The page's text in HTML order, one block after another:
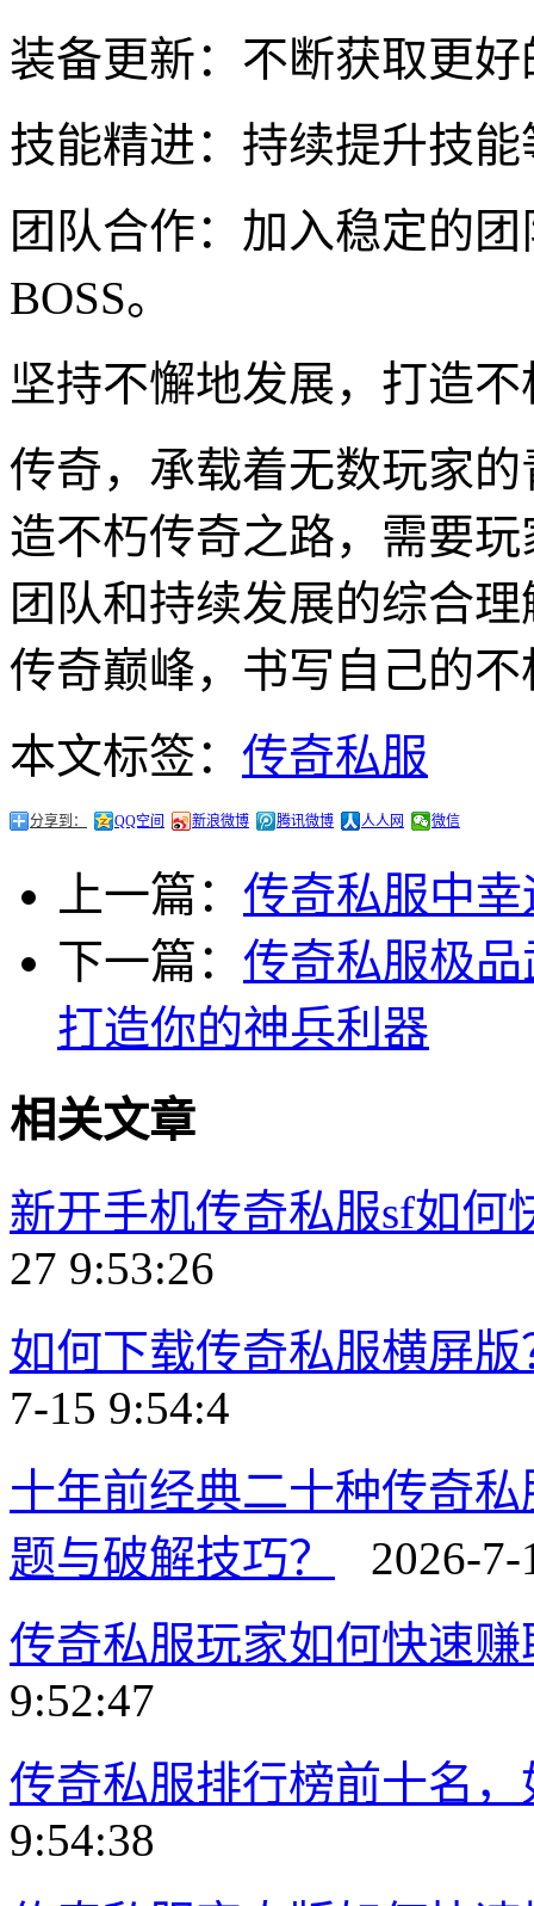
装备更新：不断获取更
技能精进：持续提升技
团队合作：加入稳定的
BOSS。
坚持不懈地发展，打造
传奇，承载着无数玩家
造不朽传奇之路，需要
团队和持续发展的综合
传奇巅峰，书写自己的
本文标签： 传奇私服
分享到： QQ空间 新浪微博 腾讯微博 人人网 微信
上一篇： 传奇私服中
下一篇： 传奇私服极
打造你的神兵利器
相关文章
新开手机传奇私服sf如何
27 9:53:26
如何下载传奇私服横屏
7-15 9:54:4
十年前经典二十种传奇
题与破解技巧？
2026-7-
传奇私服玩家如何快速
9:52:47
传奇私服排行榜前十名
9:54:38